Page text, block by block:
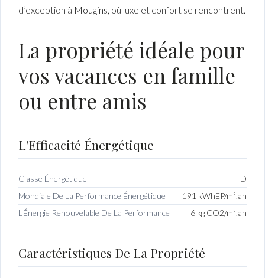
d’exception à Mougins, où luxe et confort se rencontrent.
La propriété idéale pour
vos vacances en famille
ou entre amis
L'Efficacité Énergétique
Classe Énergétique
D
Mondiale De La Performance Énergétique
191 kWhEP/m².an
L'Énergie Renouvelable De La Performance
6 kg CO2/m².an
Caractéristiques De La Propriété